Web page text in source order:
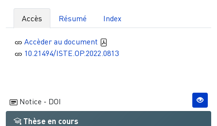
Accès Résumé Index
Accèder au document
10.21494/ISTE.OP.2022.0813
Notice - DOI
Thèse en cours